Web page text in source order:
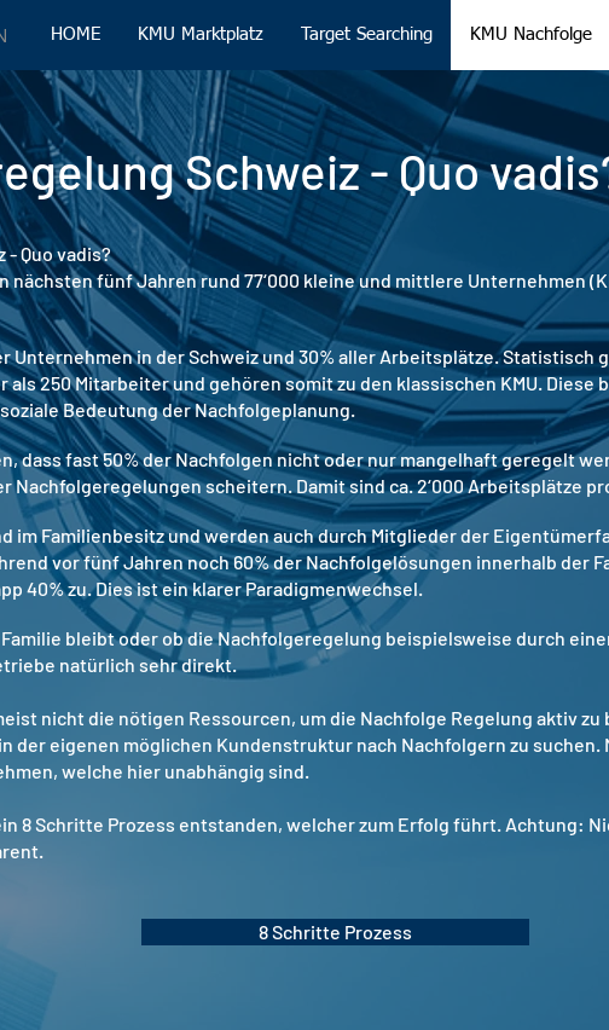
HOME KMU Marktplatz Target Searching KMU Nachfolge
Schweiz - Quo
Quo vadis?
nächsten fünf Jahren rund 77‘000 kleine und mittlere Unternehmen
Unternehmen in der Schweiz und 30% aller Arbeitsplätze. Statistisch
250 Mitarbeiter und gehören somit zu den klassischen KMU. Diese
Bedeutung der Nachfolgeplanung.
dass fast 50% der Nachfolgen nicht oder nur mangelhaft geregelt
Nachfolgeregelungen scheitern. Damit sind ca. 2‘000 Arbeitsplätze
im Familienbesitz und werden auch durch Mitglieder der
vor fünf Jahren noch 60% der Nachfolgelösungen innerhalb der
40% zu. Dies ist ein klarer Paradigmenwechsel.
Familie bleibt oder ob die Nachfolgeregelung beispielsweise durch
natürlich sehr direkt.
nicht die nötigen Ressourcen, um die Nachfolge Regelung aktiv
der eigenen möglichen Kundenstruktur nach Nachfolgern zu
welche hier unabhängig sind.
8 Schritte Prozess entstanden, welcher zum Erfolg führt. Achtung:
8 Schritte Prozess